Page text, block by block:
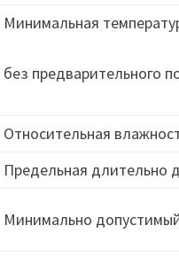
Минимальная
без предварительного
Относительная
Предельная длительно
Минимально